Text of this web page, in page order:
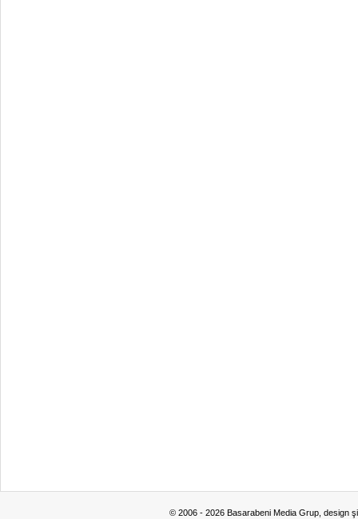
© 2006 - 2026 Basarabeni Media Grup, design